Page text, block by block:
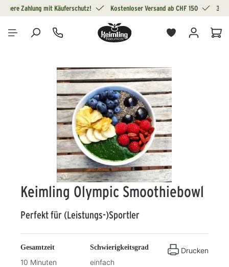
springen
Sichere Zahlung mit Käuferschutz! Kostenloser Versand ab CHF 150 30
Bildergalerie überspringen
Keimling Olympic Smoothiebowl
Perfekt für (Leistungs-)Sportler
Gesamtzeit
10 Minuten
Schwierigkeitsgrad
einfach
Drucken